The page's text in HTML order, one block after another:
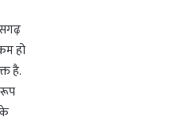
हो
है.